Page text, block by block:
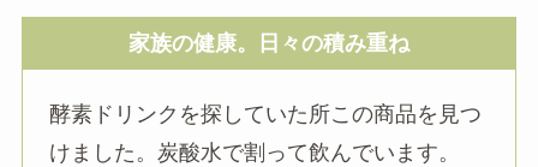
家族の健康。日々の積み重ね
酵素ドリンクを探していた所この商品を見つ
けました。炭酸水で割って飲んでいます。